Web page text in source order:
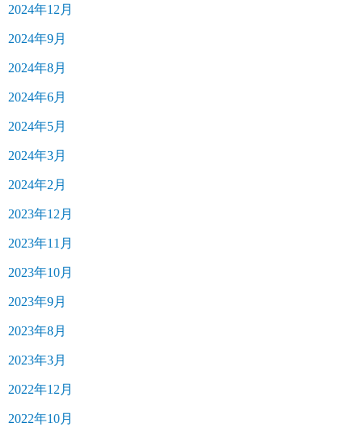
2024年12月
2024年9月
2024年8月
2024年6月
2024年5月
2024年3月
2024年2月
2023年12月
2023年11月
2023年10月
2023年9月
2023年8月
2023年3月
2022年12月
2022年10月